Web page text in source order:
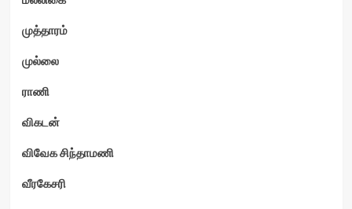
முத்தாரம்
முல்லை
ராணி
விகடன்
விவேக சிந்தாமணி
வீரகேசரி